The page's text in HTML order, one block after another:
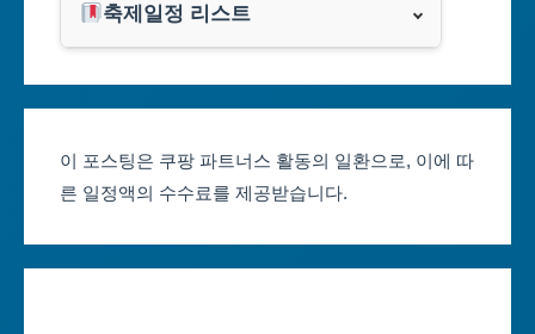
광주광역시
대전광역시
클룩
축제일정 리스트
대구축제 일정
인천축제 일정
이 포스팅은 쿠팡 파트너스 활동의 일환으로, 이에 따
른 일정액의 수수료를 제공받습니다.